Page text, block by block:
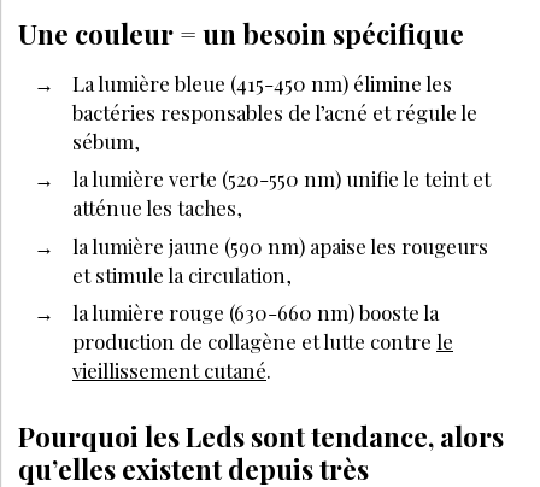
Une couleur = un besoin spécifique
La lumière bleue (415-450 nm) élimine les
bactéries responsables de l’acné et régule le
sébum,
la lumière verte (520-550 nm) unifie le teint et
atténue les taches,
la lumière jaune (590 nm) apaise les rougeurs
et stimule la circulation,
la lumière rouge (630-660 nm) booste la
production de collagène et lutte contre le
vieillissement cutané.
Pourquoi les Leds sont tendance, alors
qu’elles existent depuis très